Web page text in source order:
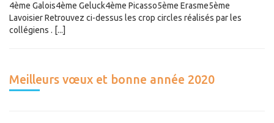
4ème Galois4ème Geluck4ème Picasso5ème Erasme5ème
Lavoisier Retrouvez ci-dessus les crop circles réalisés par les
collégiens . [...]
Meilleurs vœux et bonne année 2020